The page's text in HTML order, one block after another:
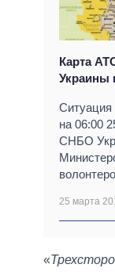
Карта
Украины
Ситуация
на 06:00
СНБО
25 марта
«